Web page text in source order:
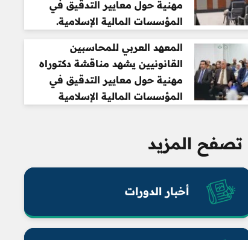
مهنية حول معايير التدقيق في
المؤسسات المالية الإسلامية.
المعهد العربي للمحاسبين
القانونيين يشهد مناقشة دكتوراه
مهنية حول معايير التدقيق في
المؤسسات المالية الإسلامية
تصفح المزيد
أخبار الدورات